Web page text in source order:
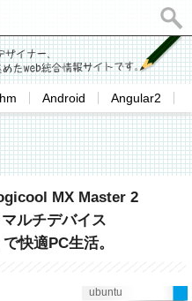
Android Angular2
MX Master 2
ルチデバイス
快適PC生活。
ubuntu